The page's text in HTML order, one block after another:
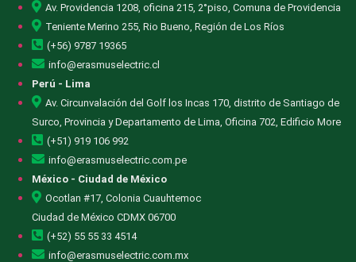
Av. Providencia 1208, oficina 215, 2°piso, Comuna de Providencia
Teniente Merino 255, Rio Bueno, Región de Los Ríos
(+56) 9787 19365
info@erasmuselectric.cl
Perú - Lima
Av. Circunvalación del Golf los Incas 170, distrito de Santiago de
Surco, Provincia y Departamento de Lima, Oficina 702, Edificio More
(+51) 919 106 992
info@erasmuselectric.com.pe
México - Ciudad de México
Ocotlan #17, Colonia Cuauhtemoc
Ciudad de México CDMX 06700
(+52) 55 55 33 4514
info@erasmuselectric.com.mx